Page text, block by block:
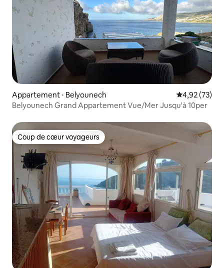
Appartement ⋅ Belyounech Évaluation
4,92 (73)
Belyounech Grand Appartement Vue/Mer Jusqu'à 10per
Coup de cœur voyageurs
Coup de cœur voyageurs